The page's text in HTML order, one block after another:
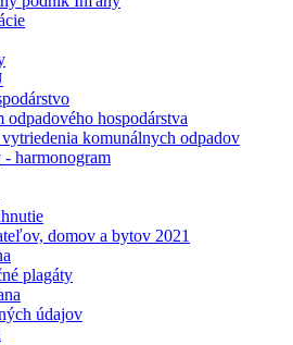
odpadového hospodárstva
komunálnych odpadov
- harmonogram
domov a bytov 2021
plagáty
údajov